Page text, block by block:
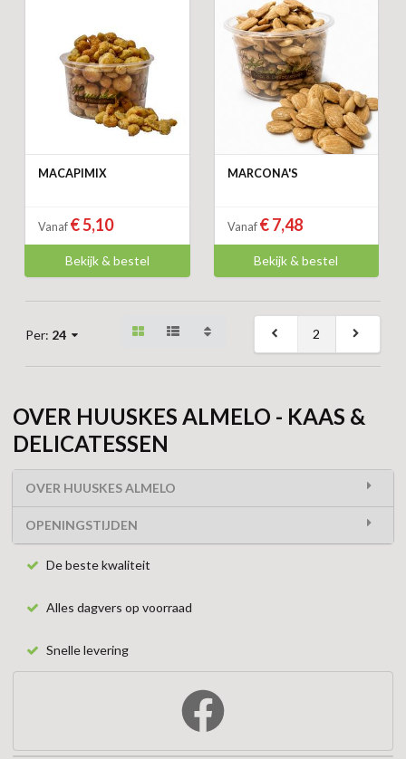
MACAPIMIX
Vanaf € 5,10
Bekijk & bestel
MARCONA'S
Vanaf € 7,48
Bekijk & bestel
Per: 24 2
OVER HUUSKES ALMELO - KAAS &
DELICATESSEN
OVER HUUSKES ALMELO
OPENINGSTIJDEN
De beste kwaliteit
Alles dagvers op voorraad
Snelle levering